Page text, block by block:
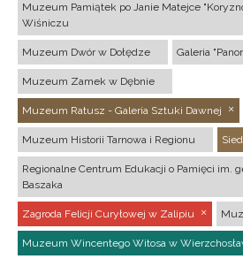
Muzeum Pamiątek po Janie Matejce
Wiśniczu
Muzeum Dwór w Dołędze Galeria
Muzeum Zamek w Dębnie
Muzeum Ratusz - Galeria Sztuki Dawnej
Muzeum Historii Tarnowa i Regionu
Regionalne Centrum Edukacji o Pamięci im.
Baszaka
Zagroda Felicji Curyłowej w Zalipiu
Muzeum Wincentego Witosa w